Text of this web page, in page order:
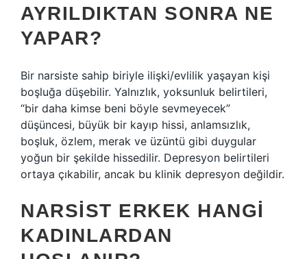
AYRILDIKTAN SONRA NE
YAPAR?
Bir narsiste sahip biriyle ilişki/evlilik yaşayan kişi
boşluğa düşebilir. Yalnızlık, yoksunluk belirtileri,
“bir daha kimse beni böyle sevmeyecek”
düşüncesi, büyük bir kayıp hissi, anlamsızlık,
boşluk, özlem, merak ve üzüntü gibi duygular
yoğun bir şekilde hissedilir. Depresyon belirtileri
ortaya çıkabilir, ancak bu klinik depresyon değildir.
NARSIST ERKEK HANGI
KADINLARDAN